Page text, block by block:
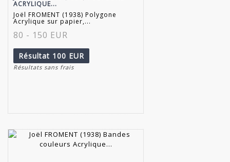
ACRYLIQUE...
Joël FROMENT (1938) Polygone
Acrylique sur papier,...
80 - 150 EUR
Résultat 100 EUR
Résultats sans frais